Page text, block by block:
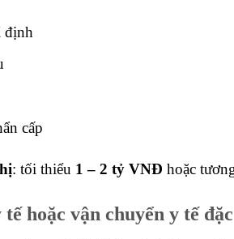
định
cấp
: tối thiểu 1 – 2 tỷ VNĐ hoặc
hoặc vận chuyển y tế